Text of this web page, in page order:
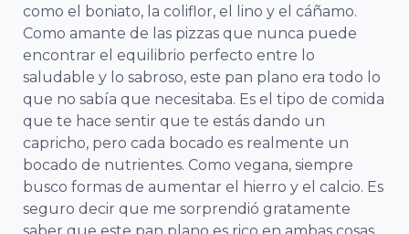
como el boniato, la coliflor, el lino y el cáñamo.
Como amante de las pizzas que nunca puede
encontrar el equilibrio perfecto entre lo
saludable y lo sabroso, este pan plano era todo lo
que no sabía que necesitaba. Es el tipo de comida
que te hace sentir que te estás dando un
capricho, pero cada bocado es realmente un
bocado de nutrientes. Como vegana, siempre
busco formas de aumentar el hierro y el calcio. Es
seguro decir que me sorprendió gratamente